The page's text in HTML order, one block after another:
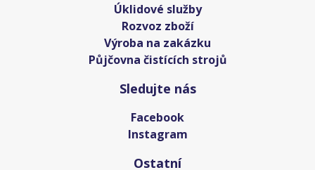
Úklidové služby
Rozvoz zboží
Výroba na zakázku
Půjčovna čistících strojů
Sledujte nás
Facebook
Instagram
Ostatní